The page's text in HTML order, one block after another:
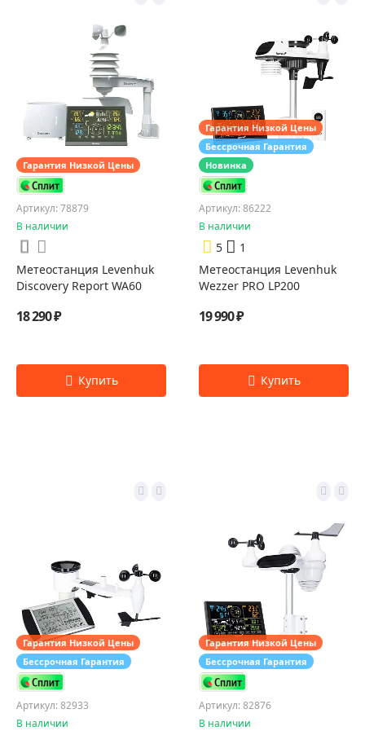
Гарантия Низкой Цены
Артикул: 78879
В наличии
Метеостанция Levenhuk
Discovery Report WA60
18 290 ₽
Гарантия Низкой Цены
Бессрочная Гарантия
Новинка
Артикул: 86222
В наличии
5
1
Метеостанция Levenhuk
Wezzer PRO LP200
19 990 ₽
Гарантия Низкой Цены
Бессрочная Гарантия
Артикул: 82933
В наличии
Гарантия Низкой Цены
Бессрочная Гарантия
Артикул: 82876
В наличии